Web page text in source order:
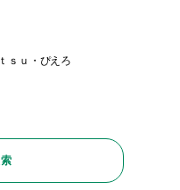
ｓｕ・ぴえろ